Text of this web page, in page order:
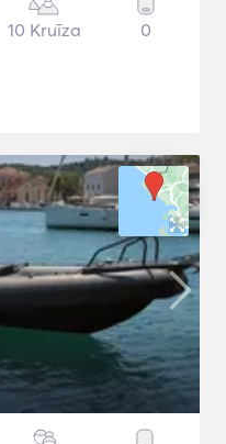
10 Kruīza 0